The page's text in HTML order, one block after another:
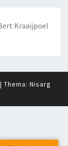
Kraaijpoel
| Thema: Nisarg